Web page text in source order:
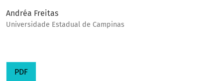
Andréa Freitas
Universidade Estadual de Campinas
PDF